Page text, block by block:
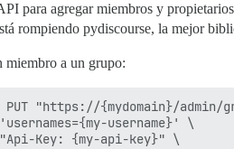
para agregar miembros y
rompiendo pydiscourse, la mejor
miembro a un grupo:
"https://{mydomain}/admin/
username}' \
Key: {my-api-key}" \